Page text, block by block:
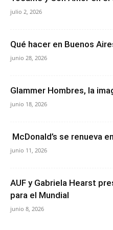
julio 2, 2026
Qué hacer en Buenos
junio 28, 2026
Glammer Hombres, la
junio 18, 2026
McDonald’s se renueva
junio 11, 2026
AUF y Gabriela Hearst
para el Mundial
junio 8, 2026